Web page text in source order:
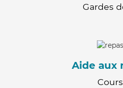
Gardes
Aide aux